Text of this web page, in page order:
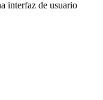
interfaz de usuario